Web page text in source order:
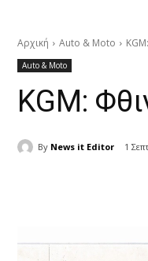
Αρχική Auto & Moto
Auto & Moto
KGM:
By News it Editor 1